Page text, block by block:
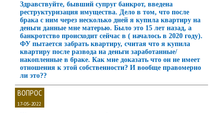
Здравствуйте, бывший супруг банкрот, введена
реструктуризация имущества. Дело в том, что после
брака с ним через несколько дней я купила квартиру на
деньги данные мне матерью. Было это 15 лет назад, а
банкротство происходит сейчас в ( началось в 2020 году).
ФУ пытается забрать квартиру, считая что я купила
квартиру после развода на деньги заработанные/
накопленные в браке. Как мне доказать что он не имеет
отношения к этой собственности? И вообще правомерно
ли это??
ВОПРОС
17-05-2022